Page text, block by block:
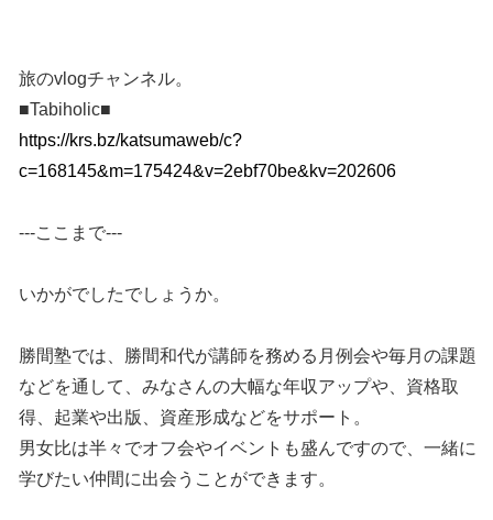
旅のvlogチャンネル。
■Tabiholic■
https://krs.bz/katsumaweb/c?
c=168145&m=175424&v=2ebf70be&kv=202606
---ここまで---
いかがでしたでしょうか。
勝間塾では、勝間和代が講師を務める月例会や毎月の課題
などを通して、みなさんの大幅な年収アップや、資格取
得、起業や出版、資産形成などをサポート。
男女比は半々でオフ会やイベントも盛んですので、一緒に
学びたい仲間に出会うことができます。